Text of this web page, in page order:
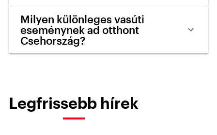
Milyen különleges vasúti
eseménynek ad otthont
Csehország?
Legfrissebb hírek